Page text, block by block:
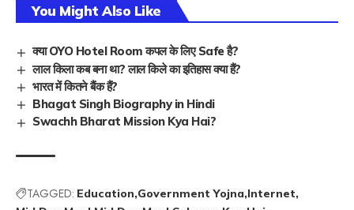
You Might Also Like
क्या OYO Hotel Room कपल के लिए Safe है?
लाल किला कब बना था? लाल किले का इतिहास क्या हैं?
भारत में कितने बैंक हैं?
Bhagat Singh Biography in Hindi
Swachh Bharat Mission Kya Hai?
TAGGED: Education Government Yojna Internet